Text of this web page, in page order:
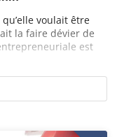
voulait être
la faire dévier de
est